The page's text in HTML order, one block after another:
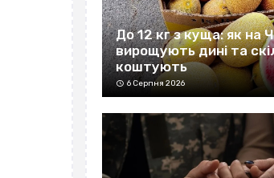
До 12 кг з куща: як на
вирощують дині та
коштують
6 Серпня 2026